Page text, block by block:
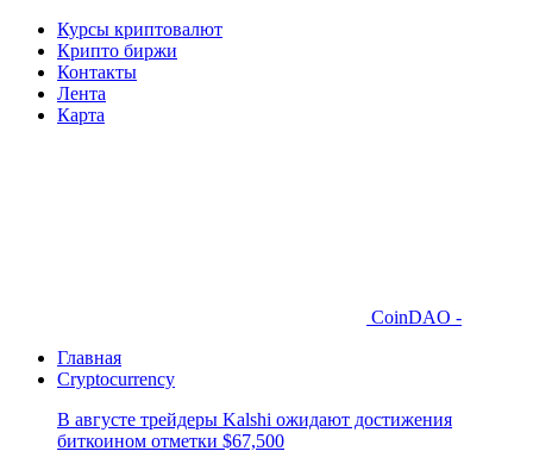
Курсы криптовалют
Крипто биржи
Контакты
Лента
Карта
CoinDAO -
Главная
Cryptocurrency
В августе трейдеры Kalshi ожидают достижения
биткоином отметки $67,500